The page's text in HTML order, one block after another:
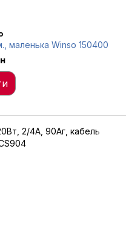
маленька Winso 150400